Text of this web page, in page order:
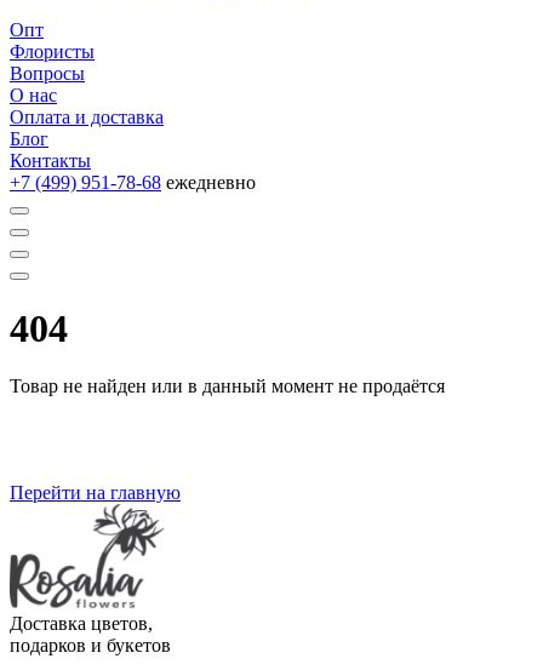
Опт
Флористы
Вопросы
О нас
Оплата и доставка
Блог
Контакты
+7 (499) 951-78-68 ежедневно
404
Товар не найден или в данный момент не продаётся
Перейти на главную
Доставка цветов,
подарков и букетов